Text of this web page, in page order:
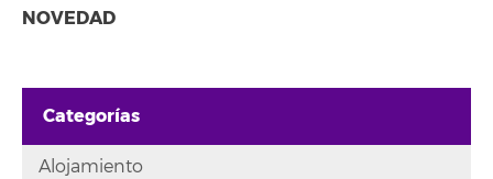
NOVEDAD
Categorías
Alojamiento